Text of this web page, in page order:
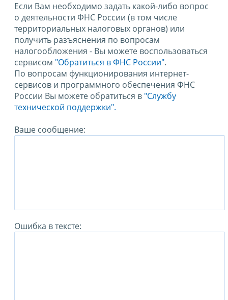
Если Вам необходимо задать какой-либо вопрос
о деятельности ФНС России (в том числе
территориальных налоговых органов) или
получить разъяснения по вопросам
налогообложения - Вы можете воспользоваться
сервисом "Обратиться в ФНС России".
По вопросам функционирования интернет-
сервисов и программного обеспечения ФНС
России Вы можете обратиться в "Службу
технической поддержки".
Ваше сообщение:
Ошибка в тексте: